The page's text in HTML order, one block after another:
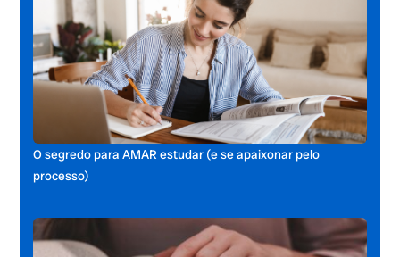
O segredo para AMAR estudar (e se apaixonar pelo
processo)